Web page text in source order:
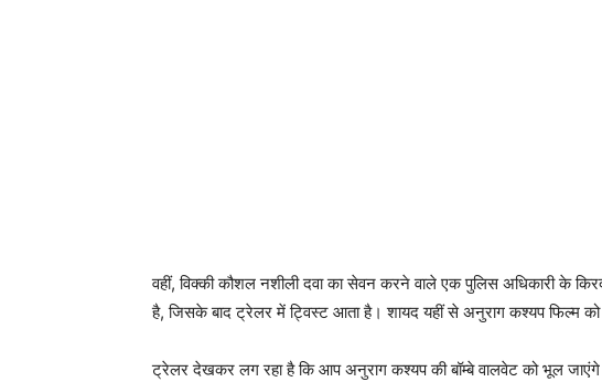
वहीं, विक्‍की कौशल नशीली दवा का सेवन करने वाले एक पुलिस अधिकारी के
है, जिसके बाद ट्रेलर में ट्विस्‍ट आता है। शायद यहीं से अनुराग कश्‍यप फिल्‍म को
ट्रेलर देखकर लग रहा है कि आप अनुराग कश्‍यप की बॉम्‍बे वालवेट को भूल